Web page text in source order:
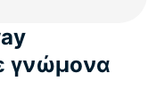
γνώμονα